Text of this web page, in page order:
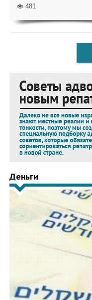
481
Деньги